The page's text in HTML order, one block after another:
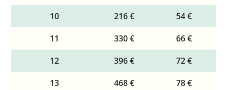
10
216 €
54 €
11
330 €
66 €
12
396 €
72 €
13
468 €
78 €